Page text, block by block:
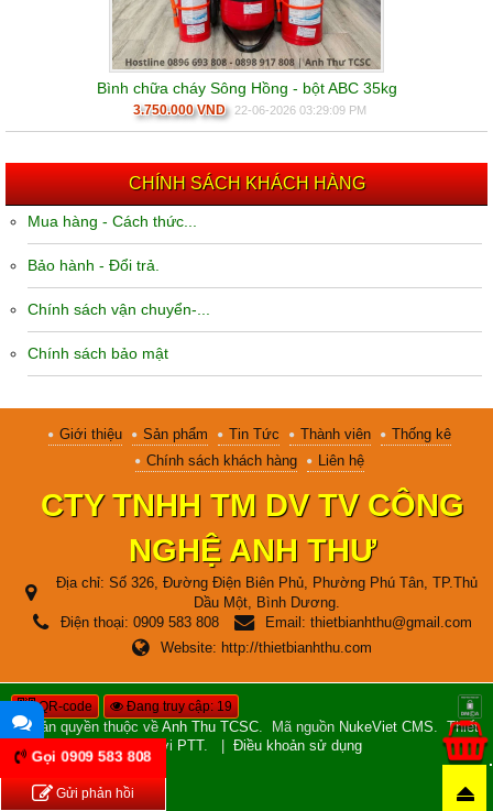
Hỗ
Bình chữa cháy Sông Hồng - bột ABC 35kg
3.750.000 VND 22-06-2026 03:29:09 PM
CHÍNH SÁCH KHÁCH HÀNG
Mua hàng - Cách thức...
Bảo hành - Đổi trả.
Chính sách vận chuyển-...
Chính sách bảo mật
Giới thiệu Sản phẩm Tin Tức Thành viên
Thống kê
Chính sách khách hàng
Liên hệ
CTY TNHH TM DV TV CÔNG
NGHỆ ANH THƯ
Địa chỉ: Số 326, Đường Điện Biên Phủ, Phường Phú Tân, TP.Thủ
Dầu Một, Bình Dương.
Điện thoại: 0909 583 808 Email: thietbianhthu@gmail.com
Website: http://thietbianhthu.com
QR-code
Đang truy cập: 19
© Bản quyền thuộc về Anh Thu TCSC. Mã nguồn NukeViet CMS
Thiết
kế bởi PTT. Điều khoản sử dụng
Gọi 0909 583 808
Gửi phản hồi